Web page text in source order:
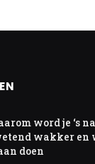
word je ‘s
wakker en
doen